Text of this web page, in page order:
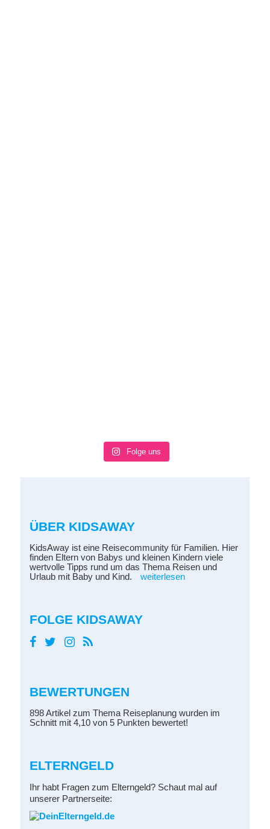
Folge uns
ÜBER KIDSAWAY
KidsAway ist eine Reisecommunity für Familien. Hier
finden Eltern von Babys und kleinen Kindern viele
wertvolle Tipps rund um das Thema Reisen und
Urlaub mit Baby und Kind.
weiterlesen
FOLGE KIDSAWAY
BEWERTUNGEN
898 Artikel zum Thema Reiseplanung wurden im
Schnitt mit 4,10 von 5 Punkten bewertet!
ELTERNGELD
Ihr habt Fragen zum Elterngeld? Schaut mal auf
unserer Partnerseite: